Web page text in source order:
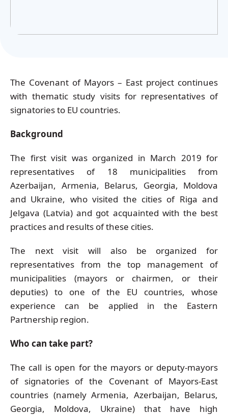
The Covenant of Mayors – East project continues
with thematic study visits for representatives of
signatories to EU countries.
Background
The first visit was organized in March 2019 for
representatives of 18 municipalities from
Azerbaijan, Armenia, Belarus, Georgia, Moldova
and Ukraine, who visited the cities of Riga and
Jelgava (Latvia) and got acquainted with the best
practices and results of these cities.
The next visit will also be organized for
representatives from the top management of
municipalities (mayors or chairmen, or their
deputies) to one of the EU countries, whose
experience can be applied in the Eastern
Partnership region.
Who can take part?
The call is open for the mayors or deputy-mayors
of signatories of the Covenant of Mayors-East
countries (namely Armenia, Azerbaijan, Belarus,
Georgia, Moldova, Ukraine) that have high